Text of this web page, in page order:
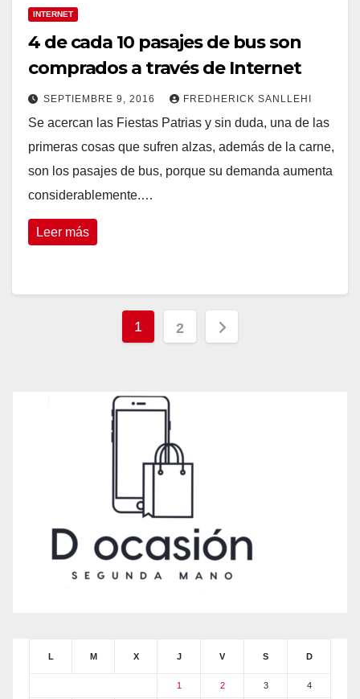
INTERNET
4 de cada 10 pasajes de bus son
comprados a través de Internet
SEPTIEMBRE 9, 2016 FREDHERICK SANLLEHI
Se acercan las Fiestas Patrias y sin duda, una de las
primeras cosas que sufren alzas, además de la carne,
son los pasajes de bus, porque su demanda aumenta
considerablemente.…
Leer más
Navegación
entradas
1 2
L M X J V S D
1 2 3 4